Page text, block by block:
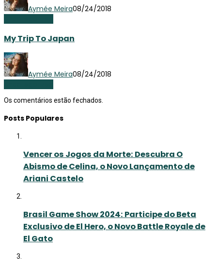
Aymée Meira08/24/2018
My Trip To Japan
Aymée Meira08/24/2018
Os comentários estão fechados.
Posts Populares
Vencer os Jogos da Morte: Descubra O
Abismo de Celina, o Novo Lançamento de
Ariani Castelo
Brasil Game Show 2024: Participe do Beta
Exclusivo de El Hero, o Novo Battle Royale de
El Gato